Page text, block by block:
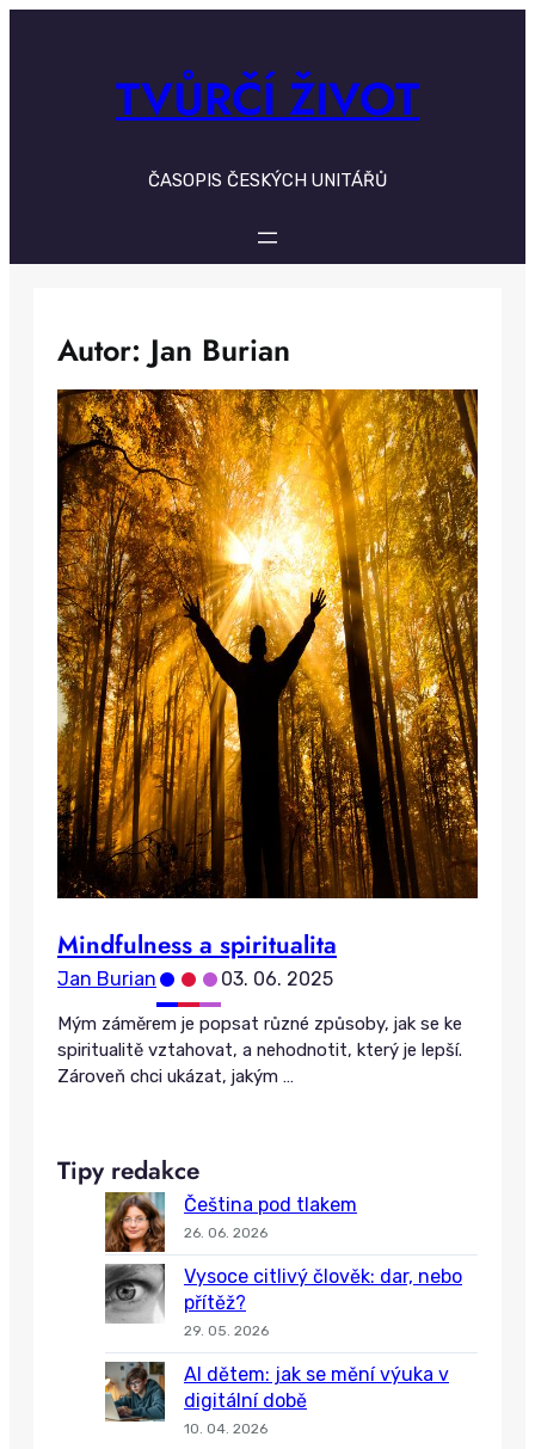
TVŮRČÍ ŽIVOT
ČASOPIS ČESKÝCH UNITÁŘŮ
Autor: Jan Burian
Mindfulness a spiritualita
Jan Burian•••03. 06. 2025
Mým záměrem je popsat různé způsoby, jak se ke
spiritualitě vztahovat, a nehodnotit, který je lepší.
Zároveň chci ukázat, jakým …
Tipy redakce
Čeština pod tlakem
26. 06. 2026
Vysoce citlivý člověk: dar, nebo
přítěž?
29. 05. 2026
AI dětem: jak se mění výuka v
digitální době
10. 04. 2026